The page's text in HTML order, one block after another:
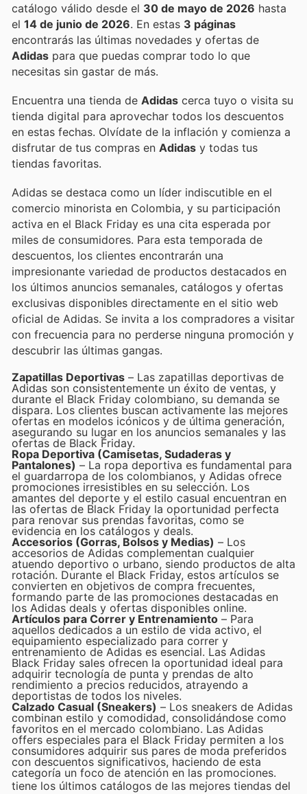
catálogo válido desde el 30 de mayo de 2026 hasta
el 14 de junio de 2026 . En estas 3 páginas
encontrarás las últimas novedades y ofertas de
Adidas para que puedas comprar todo lo que
necesitas sin gastar de más.
Encuentra una tienda de Adidas cerca tuyo o visita su
tienda digital para aprovechar todos los descuentos
en estas fechas. Olvídate de la inflación y comienza a
disfrutar de tus compras en Adidas y todas tus
tiendas favoritas.
Adidas se destaca como un líder indiscutible en el
comercio minorista en Colombia, y su participación
activa en el Black Friday es una cita esperada por
miles de consumidores. Para esta temporada de
descuentos, los clientes encontrarán una
impresionante variedad de productos destacados en
los últimos anuncios semanales, catálogos y ofertas
exclusivas disponibles directamente en el sitio web
oficial de Adidas. Se invita a los compradores a visitar
con frecuencia para no perderse ninguna promoción y
descubrir las últimas gangas.
Zapatillas Deportivas – Las zapatillas deportivas de
Adidas son consistentemente un éxito de ventas, y
durante el Black Friday colombiano, su demanda se
dispara. Los clientes buscan activamente las mejores
ofertas en modelos icónicos y de última generación,
asegurando su lugar en los anuncios semanales y las
ofertas de Black Friday.
Ropa Deportiva (Camisetas, Sudaderas y
Pantalones) – La ropa deportiva es fundamental para
el guardarropa de los colombianos, y Adidas ofrece
promociones irresistibles en su selección. Los
amantes del deporte y el estilo casual encuentran en
las ofertas de Black Friday la oportunidad perfecta
para renovar sus prendas favoritas, como se
evidencia en los catálogos y deals.
Accesorios (Gorras, Bolsos y Medias) – Los
accesorios de Adidas complementan cualquier
atuendo deportivo o urbano, siendo productos de alta
rotación. Durante el Black Friday, estos artículos se
convierten en objetivos de compra frecuentes,
formando parte de las promociones destacadas en
los Adidas deals y ofertas disponibles online.
Artículos para Correr y Entrenamiento – Para
aquellos dedicados a un estilo de vida activo, el
equipamiento especializado para correr y
entrenamiento de Adidas es esencial. Las Adidas
Black Friday sales ofrecen la oportunidad ideal para
adquirir tecnología de punta y prendas de alto
rendimiento a precios reducidos, atrayendo a
deportistas de todos los niveles.
Calzado Casual (Sneakers) – Los sneakers de Adidas
combinan estilo y comodidad, consolidándose como
favoritos en el mercado colombiano. Las Adidas
offers especiales para el Black Friday permiten a los
consumidores adquirir sus pares de moda preferidos
con descuentos significativos, haciendo de esta
categoría un foco de atención en las promociones.
tiene los últimos catálogos de las mejores tiendas del